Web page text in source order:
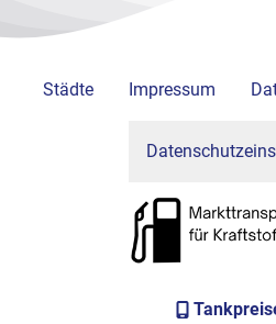
Städte Impressum